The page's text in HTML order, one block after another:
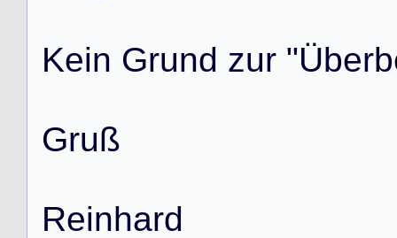
Kein Grund zur "Überb
Gruß
Reinhard